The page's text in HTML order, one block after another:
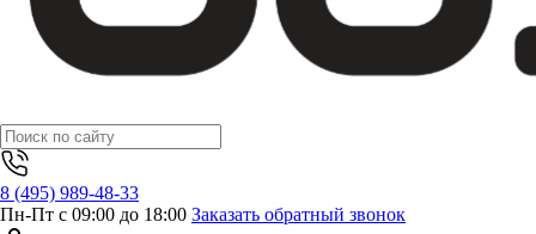
8 (495) 989-48-33
Пн-Пт с 09:00 до 18:00 Заказать обратный звонок